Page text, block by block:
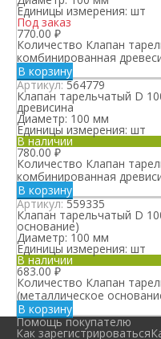
Единицы измерения: шт
Под заказ
770.00 ₽
Количество Клапан
комбинированная
В корзину
Артикул:564779
Клапан тарельчатый D
древисина
Диаметр: 100 мм
Единицы измерения: шт
В наличии
780.00₽
Количество Клапан
комбинированная
В корзину
Артикул:559335
Клапан тарельчатый D
основание)
Диаметр: 100 мм
Единицы измерения: шт
В наличии
683.00₽
Количество Клапан
(металлическое
В корзину
Помощь покупателю
Как зарегистрироваться